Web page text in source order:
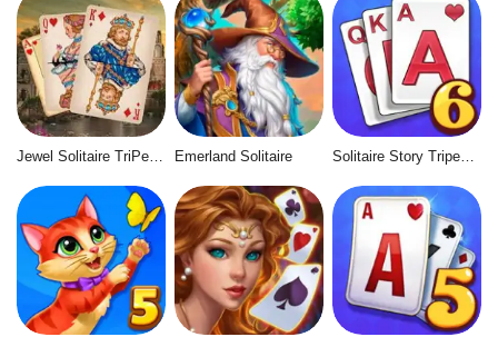
Emerland Solitaire Solitaire Story Tripeaks 6